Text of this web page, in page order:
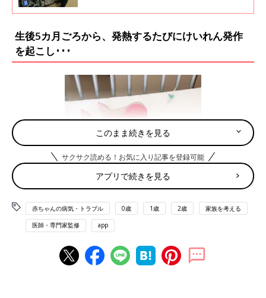
NICUの赤ちゃんたちの成長について聞く不定期
くりゅう）が重症で、キアリ奇形を合併してい
作があった赤ちゃんについて聞きます。
生後5カ月ごろから、発熱するたびにけいれん発作
を起こし･･･
生後9カ月ごろの仁菜ちゃん。1歳ごろにはけいれんが数十分続く症状も出ていまし
このまま続きを見る
サクサク読める！お気に入り記事を登録可能
アプリで続きを見る
赤ちゃんの病気・トラブル 0歳 1歳 2歳 家族を考える
医師・専門家監修 app